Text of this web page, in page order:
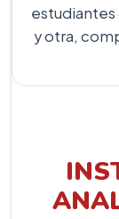
estudiantes
y otra,